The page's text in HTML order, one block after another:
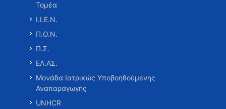
Τομέα
Ι.Ι.Ε.Ν.
Π.Ο.Ν.
Π.Σ.
ΕΛ.ΑΣ.
Μονάδα Ιατρικώς Υποβοηθούμενης
Αναπαραγωγής
UNHCR